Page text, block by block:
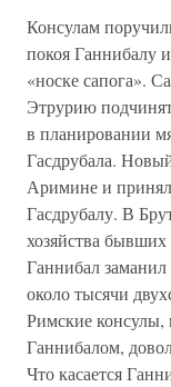
Консулам
покоя Ганнибалу
«носке сапога».
Этрурию
в планировании
Гасдрубала.
Аримине и
Гасдрубалу. В
хозяйства
Ганнибал
около тысячи
Римские консулы,
Ганнибалом,
Что касается